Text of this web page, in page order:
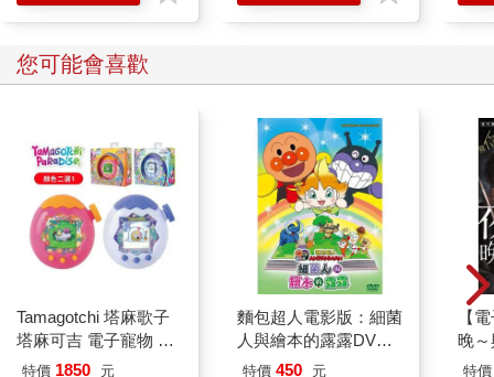
您可能會喜歡
Tamagotchi 塔麻歌子
塔麻可吉 電子寵物 樂
園系列（熱帶橙果／極
特價 1850 元
麵包超人電影版：細菌
人與繪本的露露DVD-
平裝版
特價 450 元
【
晚
(番
特價